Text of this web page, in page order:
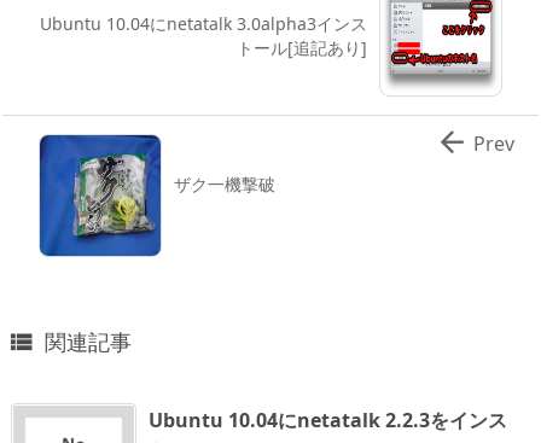
Ubuntu 10.04にnetatalk 3.0alpha3インス
トール[追記あり]
ザク一機撃破
 Prev
 関連記事
Ubuntu 10.04にnetatalk 2.2.3をインス